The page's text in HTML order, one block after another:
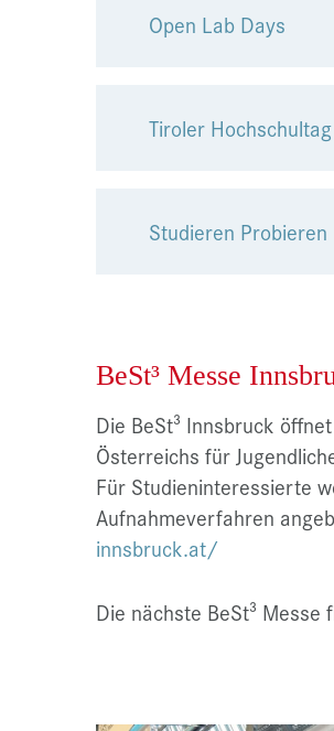
Open Lab Days
Tiroler Hochschultag
Studieren Probieren
BeSt³ Messe
Die BeSt³ Innsbruck
Österreichs für
Für Studieninteressierte
Aufnahmeverfahren
innsbruck.at/
Die nächste BeSt³